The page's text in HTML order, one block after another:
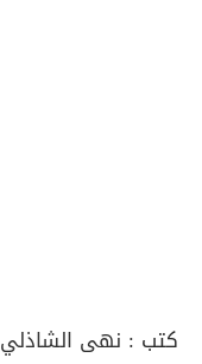
كتب : نهى الشاذلي